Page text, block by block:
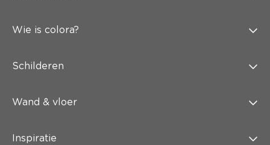
Wie is colora?
Schilderen
Wand & vloer
Inspiratie